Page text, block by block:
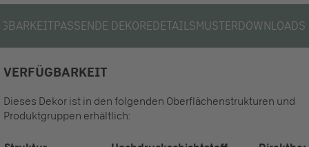
PASSENDE DEKOREDETAILSMUSTERDOWNLOADS
VERFÜGBARKEIT
Dieses Dekor ist in den folgenden Oberflächenstrukturen und
Produktgruppen erhältlich: